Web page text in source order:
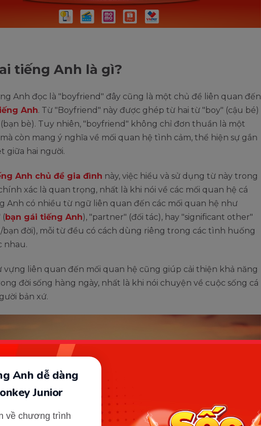
Anh dễ dàng
Junior
về chương trình
tiếng Anh là gì?
Anh đọc là "boyfriend" đây cũng là một chủ đề liên quan đến
Anh. Từ "Boyfriend" này được ghép từ hai từ "boy" (cậu bé)
bè). Tuy nhiên, "boyfriend" không chỉ đơn thuần là một
còn mang ý nghĩa về mối quan hệ tình cảm, thể hiện sự gắn
giữa hai người.
Anh chủ đề gia đình này, việc hiểu và sử dụng từ này trong
xác là quan trọng, nhất là khi nói về các mối quan hệ cá
Anh có nhiều từ ngữ liên quan đến các mối quan hệ như
(bạn gái tiếng Anh), "partner" (đối tác), hay "significant other"
bạn đời), mỗi từ đều có cách dùng riêng trong các tình huống
nhau.
vựng liên quan đến mối quan hệ cũng giúp cải thiện khả năng
đời sống hàng ngày, nhất là khi nói chuyện về cuộc sống cá
bản xứ.